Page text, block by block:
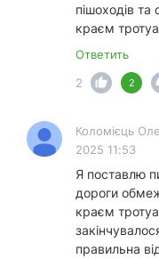
пішоходів
краєм
Ответить
2
2
Коломієць
2025 11:53
Я поставлю
дороги
краєм
правильна